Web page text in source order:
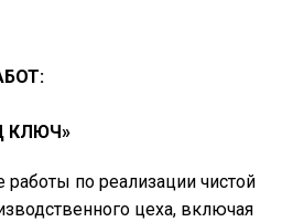
КЛЮЧ»
по реализации чистой
цеха, включая